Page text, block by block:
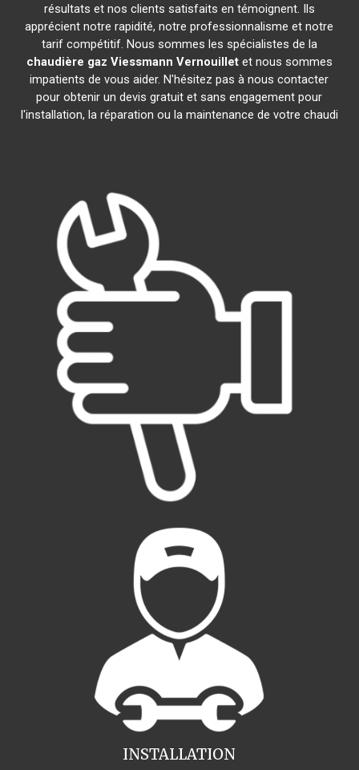
résultats et nos clients satisfaits en témoignent. Ils
apprécient notre rapidité, notre professionnalisme et notre
tarif compétitif. Nous sommes les spécialistes de la
chaudière gaz Viessmann Vernouilletet nous sommes
impatients de vous aider. N'hésitez pas à nous contacter
pour obtenir un devis gratuit et sans engagement pour
l'installation, la réparation ou la maintenance de votre chaudi
INSTALLATION